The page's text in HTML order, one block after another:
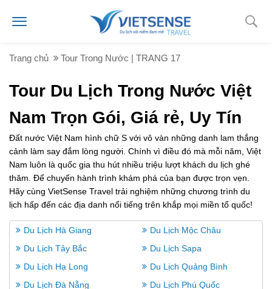
Trang chủ Tour Trong Nước | TRANG 17
Tour Du Lịch Trong Nước Việt
Nam Trọn Gói, Giá rẻ, Uy Tín
Đất nước Việt Nam hình chữ S với vô vàn những danh lam thắng
cảnh làm say đắm lòng người. Chính vì điều đó mà mỗi năm, Việt
Nam luôn là quốc gia thu hút nhiều triệu lượt khách du lịch ghé
thăm. Để chuyến hành trình khám phá của bạn được trọn vẹn.
Hãy cùng VietSense Travel trải nghiệm những chương trình du
lịch hấp đến các địa danh nổi tiếng trên khắp mọi miền tổ quốc!
Du Lịch Hà Giang
Du Lịch Mộc Châu
Du Lịch Tây Bắc
Du Lịch Sapa
Du Lịch Hạ Long
Du Lịch Quảng Bình
Du Lịch Đà Nẵng
Du Lịch Phú Quốc